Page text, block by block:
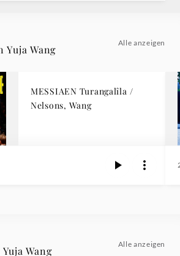
Yuja Wang
Alle anzeigen
MESSIAEN Turangalîla /
Nelsons, Wang
Wang
Alle anzeigen